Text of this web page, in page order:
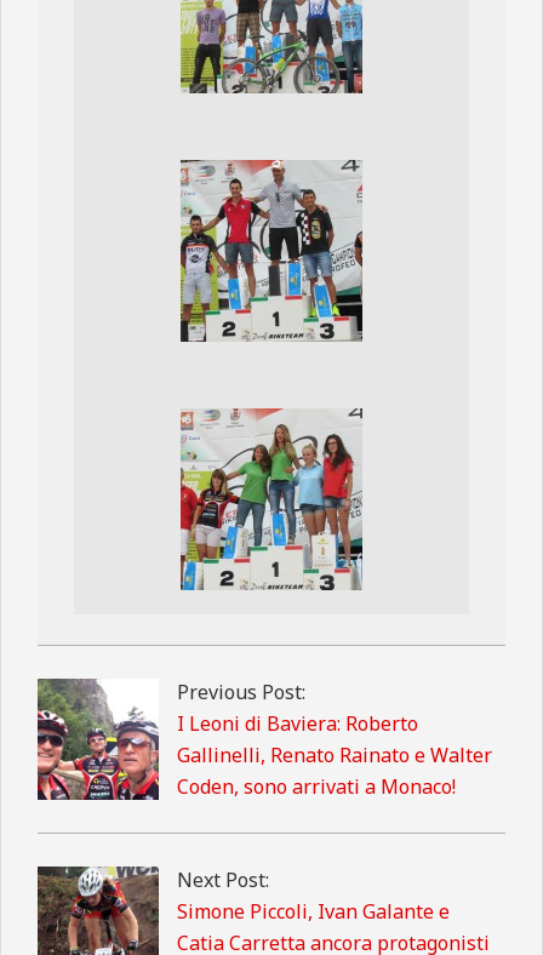
2013-
08-
25
Previous Post:
I Leoni di Baviera: Roberto
Gallinelli, Renato Rainato e Walter
Coden, sono arrivati a Monaco!
Next Post:
Simone Piccoli, Ivan Galante e
Catia Carretta ancora protagonisti